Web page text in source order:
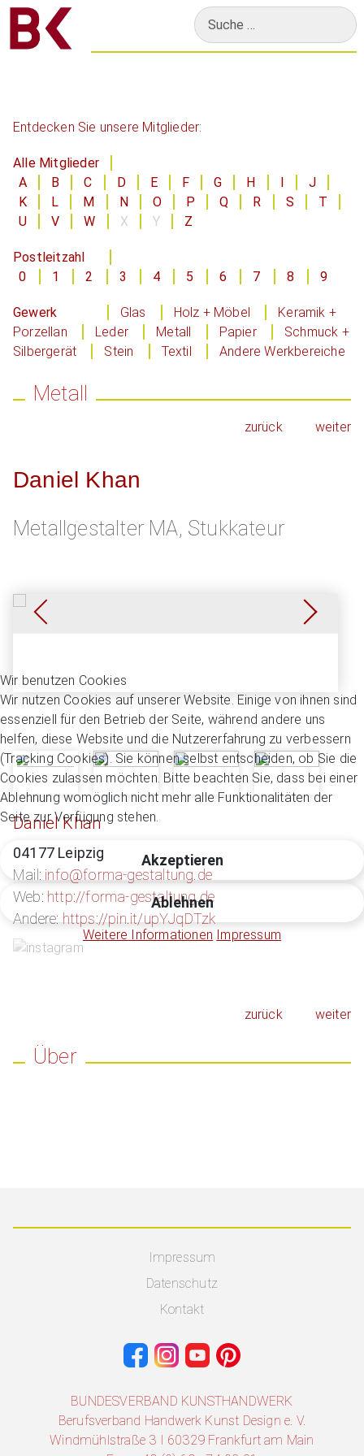
Suchen
Entdecken Sie unsere Mitglieder:
Alle Mitglieder
A
B C D E F G H
J
K
L M N O P Q R S
T
U
V W X Y Z
Postleitzahl
0
1 2 3 4 5 6 7 8 9
Gewerk Glas Holz + Möbel
Keramik +
Porzellan
Leder Metall Papier
Schmuck +
Silbergerät
Stein Textil Andere Werkbereiche
Metall
zurück weiter
Daniel Khan
Metallgestalter MA, Stukkateur
Daniel Khan
04177 Leipzig
Mail: info@forma-gestaltung.de
Web: http://forma-gestaltung.de
Andere: https://pin.it/upYJqDTzk
zurück weiter
Über
Impressum
Datenschutz
Kontakt
BUNDESVERBAND KUNSTHANDWERK
Berufsverband Handwerk Kunst Design e. V.
Windmühlstraße 3 I 60329 Frankfurt am Main
Wir benutzen Cookies
Wir nutzen Cookies auf unserer Website. Einige von ihnen sind
essenziell für den Betrieb der Seite, während andere uns
helfen, diese Website und die Nutzererfahrung zu verbessern
(Tracking Cookies). Sie können selbst entscheiden, ob Sie die
Cookies zulassen möchten. Bitte beachten Sie, dass bei einer
Ablehnung womöglich nicht mehr alle Funktionalitäten der
Seite zur Verfügung stehen.
Akzeptieren
Ablehnen
Weitere Informationen Impressum